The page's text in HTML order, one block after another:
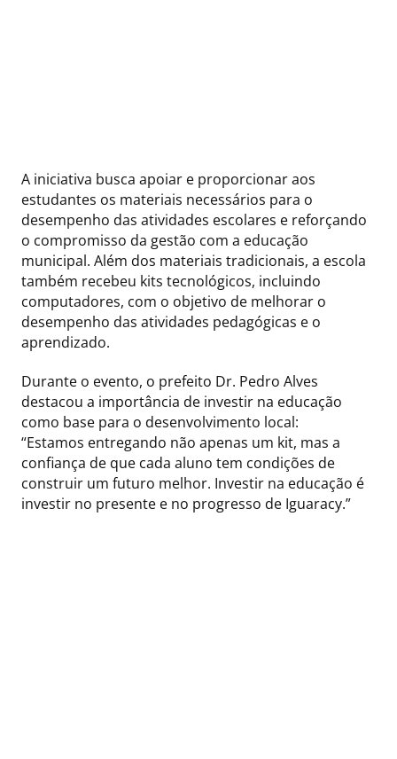
A iniciativa busca apoiar e proporcionar aos
estudantes os materiais necessários para o
desempenho das atividades escolares e reforçando
o compromisso da gestão com a educação
municipal. Além dos materiais tradicionais, a escola
também recebeu kits tecnológicos, incluindo
computadores, com o objetivo de melhorar o
desempenho das atividades pedagógicas e o
aprendizado.
Durante o evento, o prefeito Dr. Pedro Alves
destacou a importância de investir na educação
como base para o desenvolvimento local:
“Estamos entregando não apenas um kit, mas a
confiança de que cada aluno tem condições de
construir um futuro melhor. Investir na educação é
investir no presente e no progresso de Iguaracy.”